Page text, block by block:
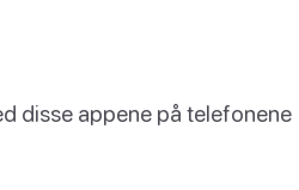
disse appene på telefonene